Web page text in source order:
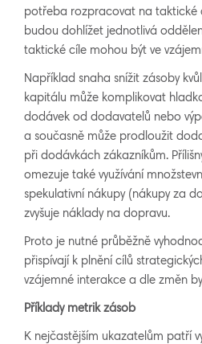
potřeba rozpracovat na taktické
budou dohlížet jednotlivá
taktické cíle mohou být ve
Například snaha snížit zásoby
kapitálu může komplikovat
dodávek od dodavatelů nebo
a současně může prodloužit
při dodávkách zákazníkům.
omezuje také využívání
spekulativní nákupy (nákupy za
zvyšuje náklady na dopravu.
Proto je nutné průběžně
přispívají k plnění cílů
vzájemné interakce a dle změn
Příklady metrik zásob
K nejčastějším ukazatelům patří